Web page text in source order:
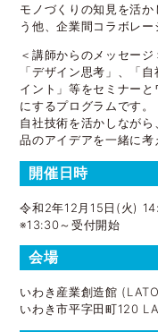
モノづくりの知見を活
う他、企業間コラボレー
＜講師からのメッセージ
「デザイン思考」、「
イント」等をセミナー
にするプログラムです。
自社技術を活かしなが
品のアイデアを一緒に考
開催日時
令和2年12月15日(火)
※13:30～受付開始
会場
いわき産業創造館
いわき市平字田町120